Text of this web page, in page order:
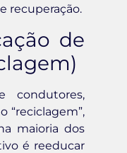
recuperação.
de
condutores,
“reciclagem”,
maioria dos
é reeducar